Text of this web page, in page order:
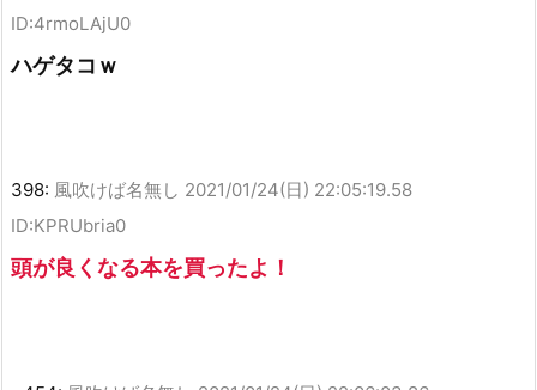
ID:4rmoLAjU0
ハゲタコｗ
398: 風吹けば名無し 2021/01/24(日) 22:05:19.58
ID:KPRUbria0
頭が良くなる本を買ったよ！